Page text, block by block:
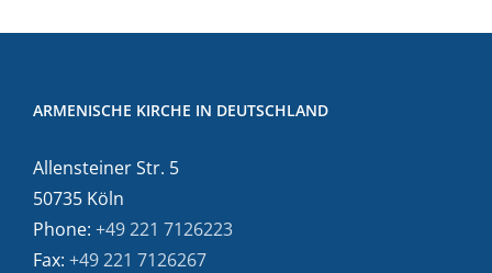
ARMENISCHE KIRCHE IN DEUTSCHLAND
Allensteiner Str. 5
50735 Köln
Phone: +49 221 7126223
Fax: +49 221 7126267